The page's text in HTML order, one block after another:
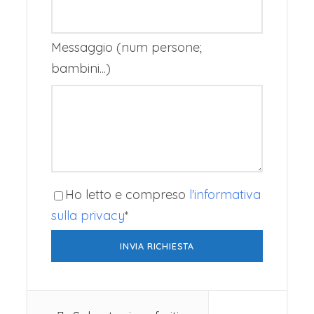
Messaggio (num persone;
bambini...)
Ho letto e compreso l'informativa
sulla privacy*
spettacolo.
Oppure:
Sera: Cena con spettacolo Fantasia al
(moschea del XVI secolo), il Palazzo Bahia,
la Medersa Ben Yousef. Pranzo.
Proseguimento con la
visita della famosa piazza Jamaa el Fna e
pernottamento.